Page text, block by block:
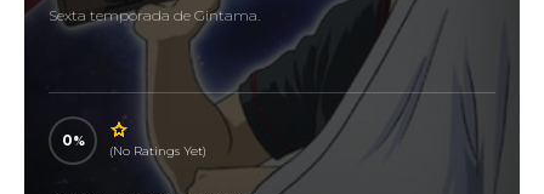
Sexta temporada de Gintama.
0
(No Ratings Yet)